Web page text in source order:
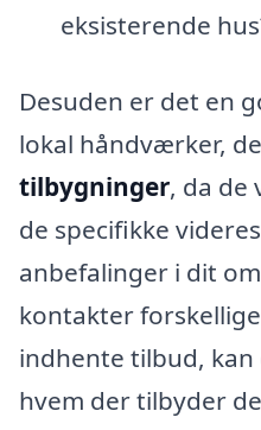
eksisterende
Desuden er det en
lokal håndværker,
tilbygninger, da de
de specifikke
anbefalinger i dit
kontakter
indhente tilbud,
hvem der tilbyder